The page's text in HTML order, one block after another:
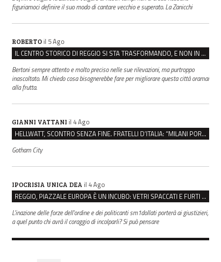
figuriamoci definire il suo modo di cantare vecchio e superato. La Zanicchi
ROBERTO il 5 Ago
IL CENTRO STORICO DI REGGIO SI STA TRASFORMANDO, E NON IN MEGLIO
Bertoni sempre attento e molto preciso nelle sue rilevazioni, ma purtroppo
inascoltato. Mi chiedo cosa bisognerebbe fare per migliorare questa città oramai
alla frutta.
GIANNI VATTANI il 4 Ago
HELLWATT, SCONTRO SENZA FINE. FRATELLI D’ITALIA: “MILANI PORTA DOCUMENTI, DE FRANCO INSULTI”
Gotham City
IPOCRISIA UNICA DEA il 4 Ago
REGGIO, PIAZZALE EUROPA È UN INCUBO: VETRI SPACCATI E FURTI SULLE AUTO IN SOSTA
L'inazione delle forze dell'ordine e dei politicanti sm1dollati porterà ai giustizieri,
a quel punto chi avrà il coraggio di incolparli? Si può pensare